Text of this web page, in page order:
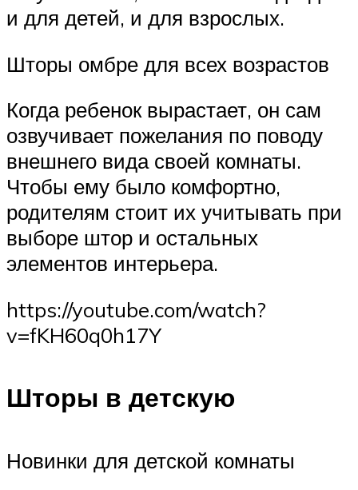
и для детей, и для взрослых.
Шторы омбре для всех возрастов
Когда ребенок вырастает, он сам
озвучивает пожелания по поводу
внешнего вида своей комнаты.
Чтобы ему было комфортно,
родителям стоит их учитывать при
выборе штор и остальных
элементов интерьера.
https://youtube.com/watch?
v=fKH60q0h17Y
Шторы в детскую
Новинки для детской комнаты